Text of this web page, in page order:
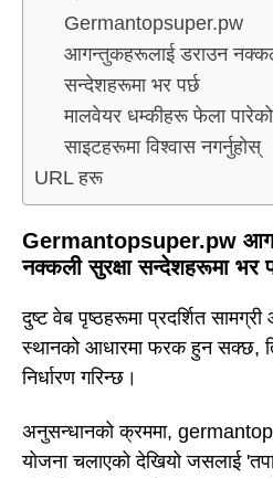
Germantopsuper.pw
आगन्तुकहरूलाई डराउन
सन्देशहरूमा भर पर्छ
मालवेयर धम्कीहरू फेला पारेको
साइटहरूमा विश्वास नगर्नुहोस्
URL हरू
Germantopsuper.pw
नक्कली सुरक्षा सन्देशहरूमा भर
दुष्ट वेब पृष्ठहरूमा प्रदर्शित
स्थानको आधारमा फरक हुन सक्छ,
निर्धारण गरिन्छ।
अनुसन्धानको क्रममा,
योजना चलाएको देखियो जसलाई